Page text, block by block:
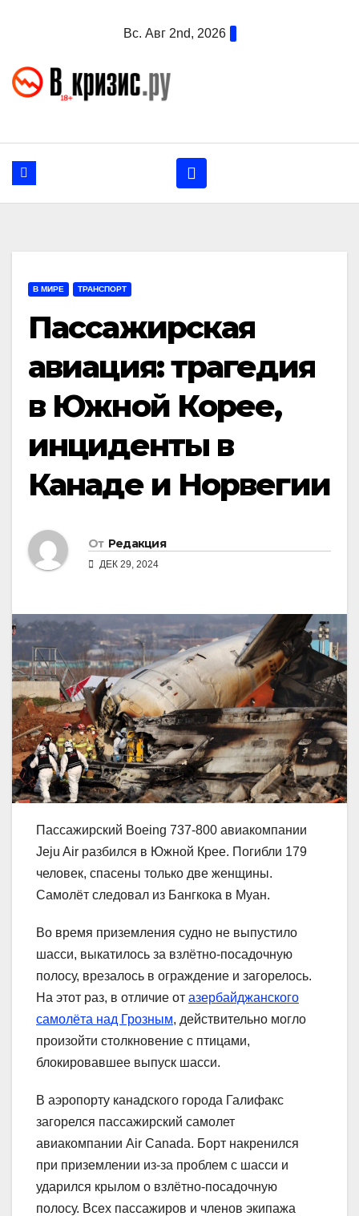
Вс. Авг 2nd, 2026
В МИРЕ ТРАНСПОРТ
Пассажирская
авиация: трагедия
в Южной Корее,
инциденты в
Канаде и Норвегии
От Редакция
ДЕК 29, 2024
Пассажирский Boeing 737-800 авиакомпании
Jeju Air разбился в Южной Крее. Погибли 179
человек, спасены только две женщины.
Самолёт следовал из Бангкока в Муан.
Во время приземления судно не выпустило
шасси, выкатилось за взлётно-посадочную
полосу, врезалось в ограждение и загорелось.
На этот раз, в отличие от азербайджанского
самолёта над Грозным, действительно могло
произойти столкновение с птицами,
блокировавшее выпуск шасси.
В аэропорту канадского города Галифакс
загорелся пассажирский самолет
авиакомпании Air Canada. Борт накренился
при приземлении из-за проблем с шасси и
ударился крылом о взлётно-посадочную
полосу. Всех пассажиров и членов экипажа